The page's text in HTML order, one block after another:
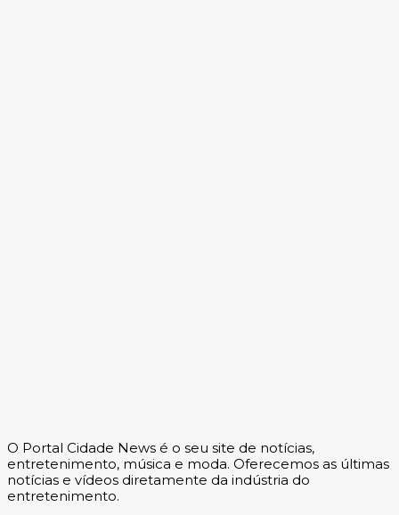
O Portal Cidade News é o seu site de notícias,
entretenimento, música e moda. Oferecemos as últimas
notícias e vídeos diretamente da indústria do
entretenimento.